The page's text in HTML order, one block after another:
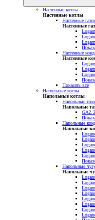
Настенные котлы
Настенные котлы
Настенные
Настенные
Настенные
Настенные
Показать все
Напольные котлы
Напольные котлы
Напольные
Напольные
GAZ
Напольные
Напольные
Напольные
Напольные